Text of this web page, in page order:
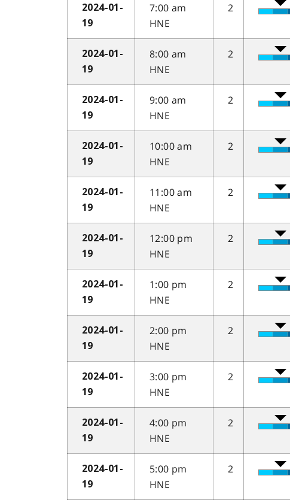
2024-01-
19
7:00 am
HNE
2
2024-01-
19
8:00 am
HNE
2
2024-01-
19
9:00 am
HNE
2
2024-01-
19
10:00 am
HNE
2
2024-01-
19
11:00 am
HNE
2
2024-01-
19
12:00 pm
HNE
2
2024-01-
19
1:00 pm
HNE
2
2024-01-
19
2:00 pm
HNE
2
2024-01-
19
3:00 pm
HNE
2
2024-01-
19
4:00 pm
HNE
2
2024-01-
19
5:00 pm
HNE
2